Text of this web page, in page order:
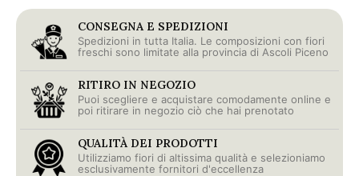
CONSEGNA E SPEDIZIONI
Spedizioni in tutta Italia. Le composizioni con fiori
freschi sono limitate alla provincia di Ascoli Piceno
RITIRO IN NEGOZIO
Puoi scegliere e acquistare comodamente online e
poi ritirare in negozio ciò che hai prenotato
QUALITÀ DEI PRODOTTI
Utilizziamo fiori di altissima qualità e selezioniamo
esclusivamente fornitori d'eccellenza